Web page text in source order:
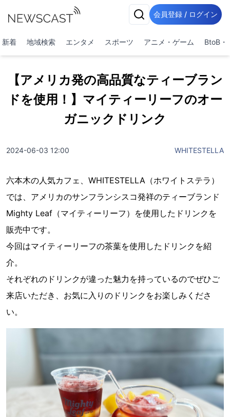
会員登録 / ログイン
新着 地域検索 エンタメ スポーツ アニメ・ゲーム BtoB・
【アメリカ発の高品質なティーブラン
ドを使用！】マイティーリーフのオー
ガニックドリンク
2024-06-03 12:00 WHITESTELLA
六本木の人気カフェ、WHITESTELLA（ホワイトステラ）
では、アメリカのサンフランシスコ発祥のティーブランド
Mighty Leaf（マイティーリーフ）を使用したドリンクを
販売中です。
今回はマイティーリーフの茶葉を使用したドリンクを紹
介。
それぞれのドリンクが違った魅力を持っているのでぜひご
来店いただき、お気に入りのドリンクをお楽しみくださ
い。